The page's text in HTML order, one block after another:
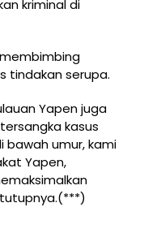
kriminal di
tindakan serupa.
Yapen juga
kasus
bawah umur, kami
Yapen,